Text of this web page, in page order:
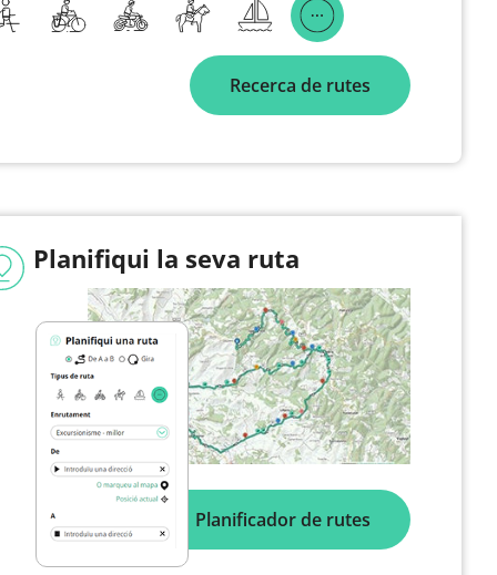
Recerca de rutes
Planifiqui la seva ruta
Planificador de rutes